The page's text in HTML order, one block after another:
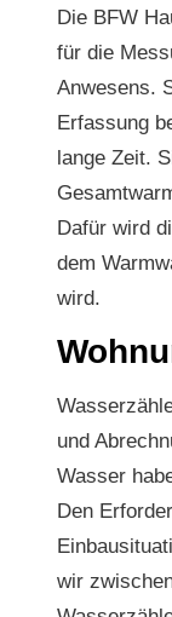
Die BFW
für die
Anwesens.
Erfassung
lange Zeit.
Dafür wird
dem
wird.
und
Wasser
Den
wir